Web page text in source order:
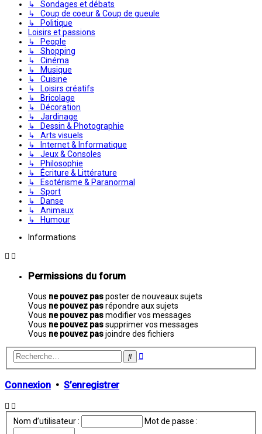
↳ Sondages et débats
↳ Coup de coeur & Coup de gueule
↳ Politique
Loisirs et passions
↳ People
↳ Shopping
↳ Cinéma
↳ Musique
↳ Cuisine
↳ Loisirs créatifs
↳ Bricolage
↳ Décoration
↳ Jardinage
↳ Dessin & Photographie
↳ Arts visuels
↳ Internet & Informatique
↳ Jeux & Consoles
↳ Philosophie
↳ Écriture & Littérature
↳ Esotérisme & Paranormal
↳ Sport
↳ Danse
↳ Animaux
↳ Humour
Informations
Permissions du forum
Vous ne pouvez pasposter de nouveaux sujets
Vous ne pouvez pasrépondre aux sujets
Vous ne pouvez pasmodifier vos messages
Vous ne pouvez passupprimer vos messages
Vous ne pouvez pasjoindre des fichiers
Rechercher
Recherche
Connexion • S’enregistrer
Nom d’utilisateur : Mot de passe :